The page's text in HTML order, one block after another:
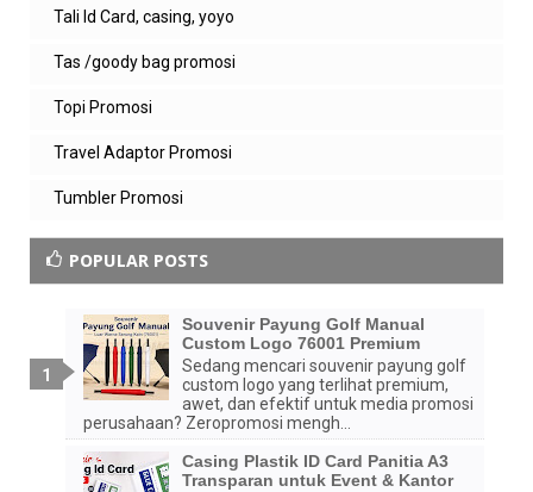
Tali Id Card, casing, yoyo
Tas /goody bag promosi
Topi Promosi
Travel Adaptor Promosi
Tumbler Promosi
POPULAR POSTS
Souvenir Payung Golf Manual
Custom Logo 76001 Premium
Sedang mencari souvenir payung golf
custom logo yang terlihat premium,
awet, dan efektif untuk media promosi
perusahaan? Zeropromosi mengh...
Casing Plastik ID Card Panitia A3
Transparan untuk Event & Kantor